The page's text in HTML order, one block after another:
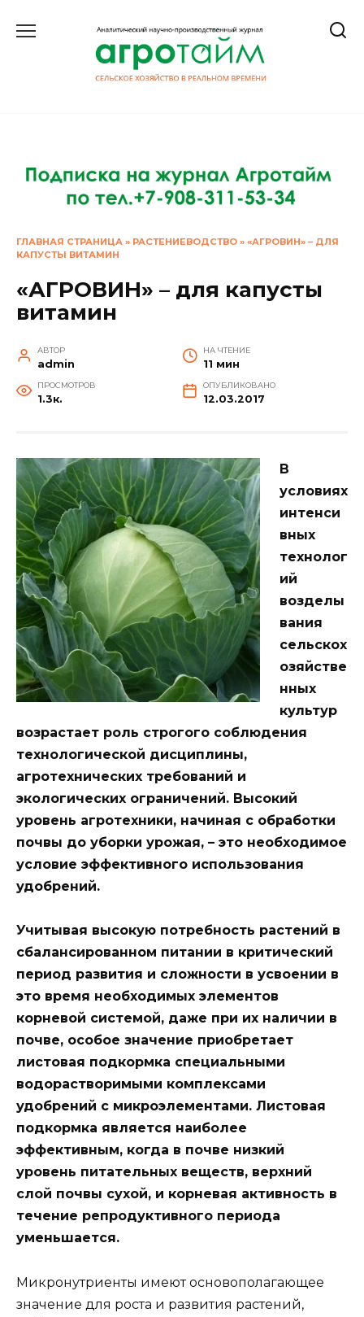
ГЛАВНАЯ СТРАНИЦА » РАСТЕНИЕВОДСТВО » «АГРОВИН» – ДЛЯ
КАПУСТЫ ВИТАМИН
«АГРОВИН» – для капусты
витамин
АВТОР
admin
НА ЧТЕНИЕ
11 мин
ПРОСМОТРОВ
1.3к.
ОПУБЛИКОВАНО
12.03.2017
В
условиях
интенси
вных
технолог
ий
возделы
вания
сельскох
озяйстве
нных
культур
возрастает роль строгого соблюдения
технологической дисциплины,
агротехнических требований и
экологических ограничений. Высокий
уровень агротехники, начиная с обработки
почвы до уборки урожая, – это необходимое
условие эффективного использования
удобрений.
Учитывая высокую потребность растений в
сбалансированном питании в критический
период развития и сложности в усвоении в
это время необходимых элементов
корневой системой, даже при их наличии в
почве, особое значение приобретает
листовая подкормка специальными
водорастворимыми комплексами
удобрений с микроэлементами. Листовая
подкормка является наиболее
эффективным, когда в почве низкий
уровень питательных веществ, верхний
слой почвы сухой, и корневая активность в
течение репродуктивного периода
уменьшается.
Микронутриенты имеют основополагающее
значение для роста и развития растений,